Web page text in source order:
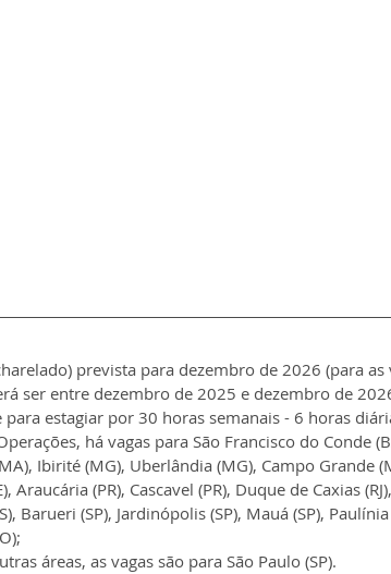
prevista para dezembro de 2026 (para as
ser entre dezembro de 2025 e dezembro de
estagiar por 30 horas semanais - 6 horas
há vagas para São Francisco do Conde
Ibirité (MG), Uberlândia (MG), Campo Grande
Araucária (PR), Cascavel (PR), Duque de Caxias
Barueri (SP), Jardinópolis (SP), Mauá (SP),
áreas, as vagas são para São Paulo (SP).